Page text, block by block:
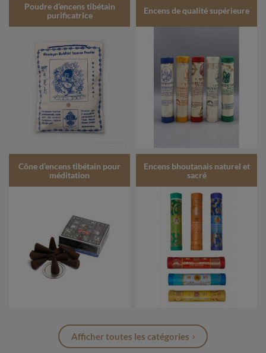
Poudre d’encens tibétain
purificatrice
Encens de qualité supérieure
Cône d’encens tibétain pour
méditation
Encens bhoutanais naturel et
sacré
Afficher toutes les catégories